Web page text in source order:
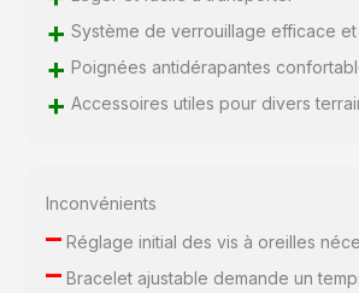
+ Système de verrouillage efficace et
+ Poignées antidérapantes
+ Accessoires utiles pour divers
Inconvénients
–Réglage initial des vis à oreilles
–Bracelet ajustable demande un